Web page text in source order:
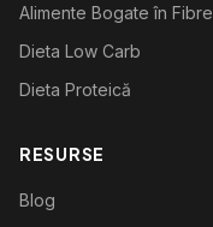
Alimente Bogate în Fibre
Dieta Low Carb
Dieta Proteică
RESURSE
Blog